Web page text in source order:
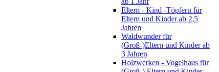
Eltern - Kind -Töpfern für
Eltern und Kinder ab 2,5
Jahren
Waldwunder für
(Groß-)Eltern und Kinder ab
3 Jahren
Holzwerken - Vogelhaus für